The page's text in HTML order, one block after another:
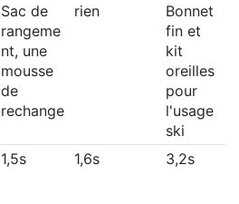
Sac de
rangeme
nt, une
mousse
de
rechange
rien
Bonnet
fin et
kit
oreilles
pour
l'usage
ski
1,5s 1,6s 3,2s